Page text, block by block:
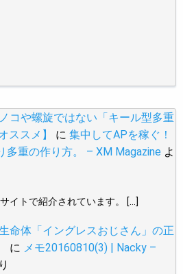
コや螺旋ではない「キール型多重
ススメ】
に 集中してAPを稼ぐ！
多重の作り方。 – XM Magazine よ
イトで紹介されています。 […]
命体「イングレスおじさん」の正
に メモ20160810(3) | Nacky –